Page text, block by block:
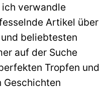
ich verwandle
Artikel über
beliebtesten
auf der Suche
Tropfen und
Geschichten